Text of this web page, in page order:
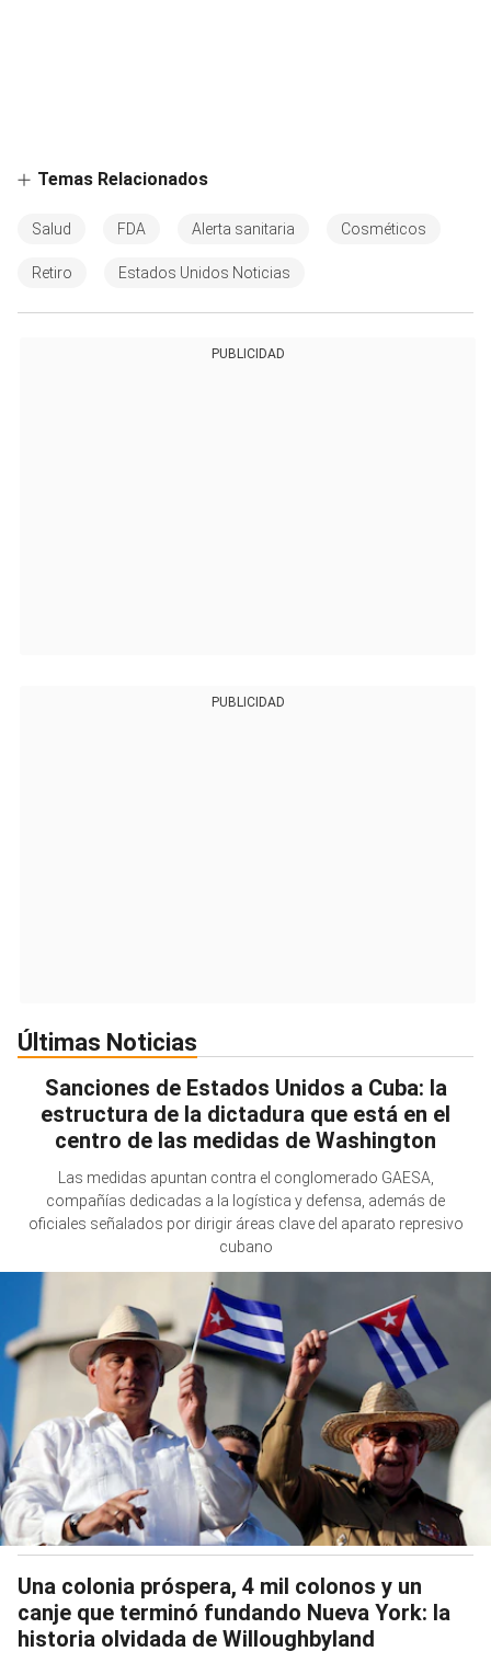
Temas Relacionados
Salud FDA Alerta sanitaria Cosméticos
Retiro Estados Unidos Noticias
PUBLICIDAD
PUBLICIDAD
Últimas Noticias
Sanciones de Estados Unidos a Cuba: la
estructura de la dictadura que está en el
centro de las medidas de Washington
Las medidas apuntan contra el conglomerado GAESA,
compañías dedicadas a la logística y defensa, además de
oficiales señalados por dirigir áreas clave del aparato represivo
cubano
Una colonia próspera, 4 mil colonos y un
canje que terminó fundando Nueva York: la
historia olvidada de Willoughbyland